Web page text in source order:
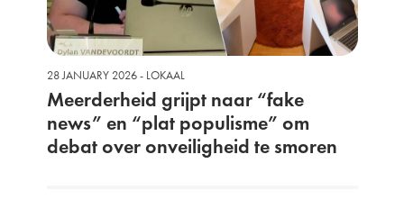
28 JANUARY 2026 - LOKAAL
Meerderheid grijpt naar “fake
news” en “plat populisme” om
debat over onveiligheid te smoren